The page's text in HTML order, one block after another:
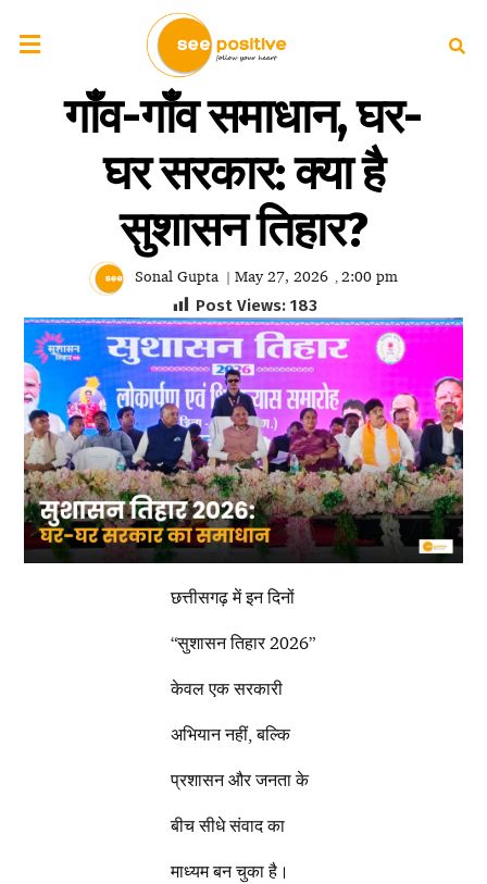
गाँव-गाँव समाधान, घर-
घर सरकार: क्या है
सुशासन तिहार?
Sonal Gupta | May 27, 2026 , 2:00 pm
Post Views: 183
छत्तीसगढ़ में इन दिनों
“सुशासन तिहार 2026”
केवल एक सरकारी
अभियान नहीं, बल्कि
प्रशासन और जनता के
बीच सीधे संवाद का
माध्यम बन चुका है।